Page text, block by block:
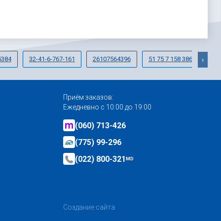
32-41-6-767-161 26107564396 51 75 7 158 386 ›
Приём заказов:
Ежедневно с 10:00 до 19:00
(060) 713-426
(775) 99-296
(022) 800-321MD
Создание сайта